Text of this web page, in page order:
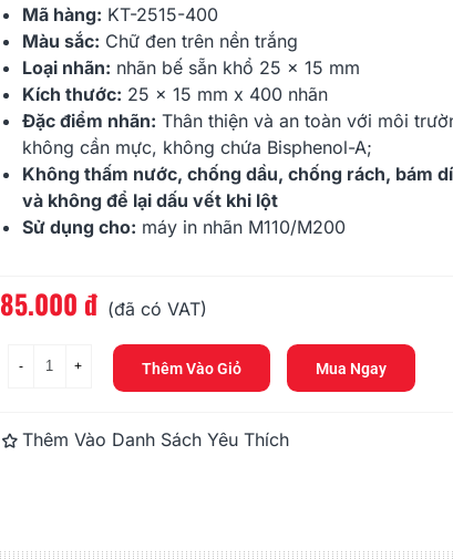
Mã hàng: KT-2515-400
Màu sắc: Chữ đen trên nền trắng
Loại nhãn: nhãn bế sẵn khổ 25 x 15 mm
Kích thước: 25 x 15 mm x 400 nhãn
Đặc điểm nhãn: Thân thiện và an toàn với môi
không cần mực, không chứa Bisphenol-A;
Không thấm nước, chống dầu, chống rách, bám
và không để lại dấu vết khi lột
Sử dụng cho: máy in nhãn M110/M200
Đọc thêm
85.000 đ (đã có VAT)
- + Thêm Vào Giỏ Mua Ngay
Thêm Vào Danh Sách Yêu Thích
Nhãn In HZe-111 (TZe-111,
TZ2-111), 6mm X 8m,...
165.000 đ
Nhãn In HZe-121 (TZe-121,
TZ2-121), 9mm X 8m,...
165.000 đ
Nhãn In HZe-
TZ2-211),
165.000 đ